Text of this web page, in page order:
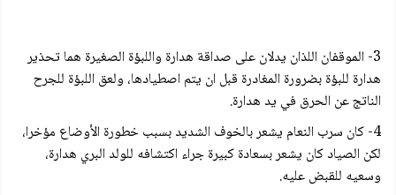
3- الموقفان اللذان يدلان على صداقة هدارة واللبؤة الصغيرة هما تحذير
هدارة للبؤة بضرورة المغادرة قبل ان يتم اصطيادها، ولعق اللبؤة للجرح
الناتج عن الحرق في يد هدارة.
4- كان سرب النعام يشعر بالخوف الشديد بسبب خطورة الأوضاع مؤخرا،
لكن الصياد كان يشعر بسعادة كبيرة جراء اكتشافه للولد البري هدارة،
وسعيه للقبض عليه.